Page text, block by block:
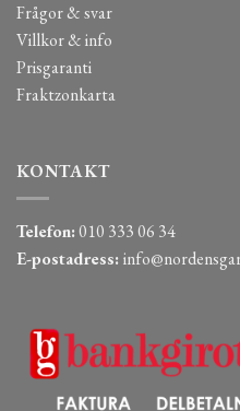
Frågor & svar
Villkor & info
Prisgaranti
Fraktzonkarta
KONTAKT
Telefon:010 333 06 34
E-postadress: